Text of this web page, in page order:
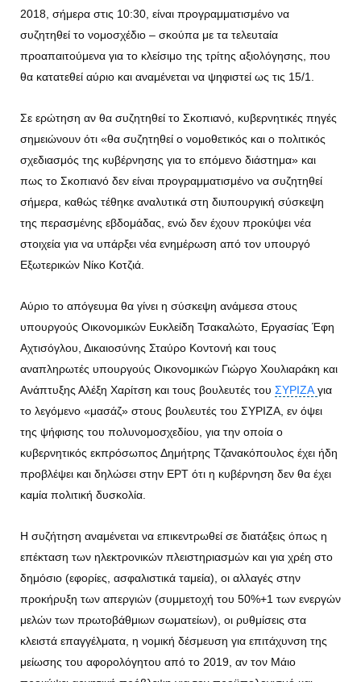
2018, σήμερα στις 10:30, είναι προγραμματισμένο να
συζητηθεί το νομοσχέδιο – σκούπα με τα τελευταία
προαπαιτούμενα για το κλείσιμο της τρίτης αξιολόγησης, που
θα κατατεθεί αύριο και αναμένεται να ψηφιστεί ως τις 15/1.
Σε ερώτηση αν θα συζητηθεί το Σκοπιανό, κυβερνητικές πηγές
σημειώνουν ότι «θα συζητηθεί ο νομοθετικός και o πολιτικός
σχεδιασμός της κυβέρνησης για το επόμενο διάστημα» και
πως το Σκοπιανό δεν είναι προγραμματισμένο να συζητηθεί
σήμερα, καθώς τέθηκε αναλυτικά στη διυπουργική σύσκεψη
της περασμένης εβδομάδας, ενώ δεν έχουν προκύψει νέα
στοιχεία για να υπάρξει νέα ενημέρωση από τον υπουργό
Εξωτερικών Νίκο Κοτζιά.
Αύριο το απόγευμα θα γίνει η σύσκεψη ανάμεσα στους
υπουργούς Οικονομικών Ευκλείδη Τσακαλώτο, Εργασίας Έφη
Αχτισόγλου, Δικαιοσύνης Σταύρο Κοντονή και τους
αναπληρωτές υπουργούς Οικονομικών Γιώργο Χουλιαράκη και
Ανάπτυξης Αλέξη Χαρίτση και τους βουλευτές του ΣΥΡΙΖΑ για
το λεγόμενο «μασάζ» στους βουλευτές του ΣΥΡΙΖΑ, εν όψει
της ψήφισης του πολυνομοσχεδίου, για την οποία ο
κυβερνητικός εκπρόσωπος Δημήτρης Τζανακόπουλος έχει ήδη
προβλέψει και δηλώσει στην ΕΡΤ ότι η κυβέρνηση δεν θα έχει
καμία πολιτική δυσκολία.
Η συζήτηση αναμένεται να επικεντρωθεί σε διατάξεις όπως η
επέκταση των ηλεκτρονικών πλειστηριασμών και για χρέη στο
δημόσιο (εφορίες, ασφαλιστικά ταμεία), οι αλλαγές στην
προκήρυξη των απεργιών (συμμετοχή του 50%+1 των ενεργών
μελών των πρωτοβάθμιων σωματείων), οι ρυθμίσεις στα
κλειστά επαγγέλματα, η νομική δέσμευση για επιτάχυνση της
μείωσης του αφορολόγητου από το 2019, αν τον Μάιο